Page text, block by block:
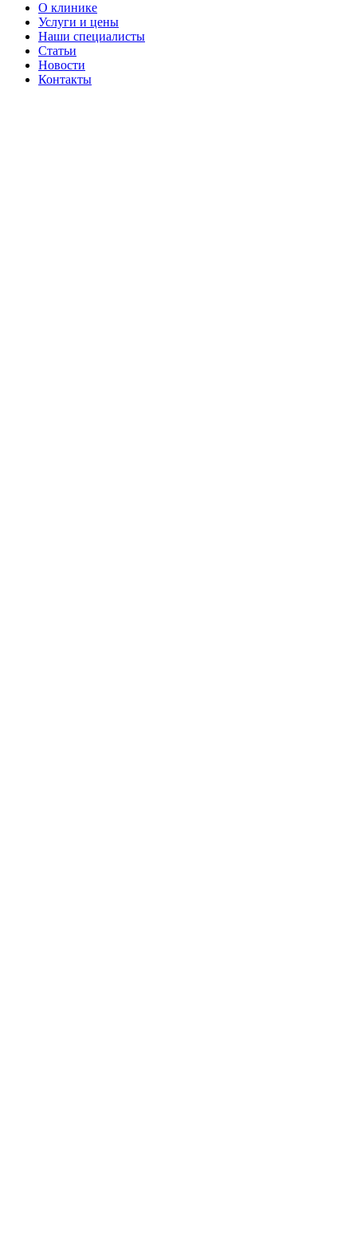
О клинике
Услуги и цены
Наши специалисты
Статьи
Новости
Контакты